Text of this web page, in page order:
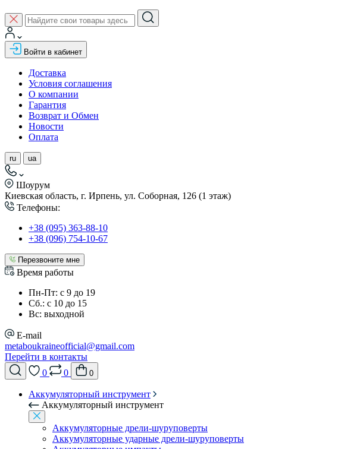
Войти в кабинет
Доставка
Условия соглашения
О компании
Гарантия
Возврат и Обмен
Новости
Оплата
ru ua
Шоурум
Киевская область, г. Ирпень, ул. Соборная, 126 (1 этаж)
Телефоны:
+38 (095) 363-88-10
+38 (096) 754-10-67
Перезвоните мне
Время работы
Пн-Пт: с 9 до 19
Сб.: с 10 до 15
Вс: выходной
E-mail
metaboukraineofficial@gmail.com
Перейти в контакты
0
0 0
Аккумуляторный инструмент
Аккумуляторный инструмент
Аккумуляторные дрели-шуруповерты
Аккумуляторные ударные дрели-шуруповерты